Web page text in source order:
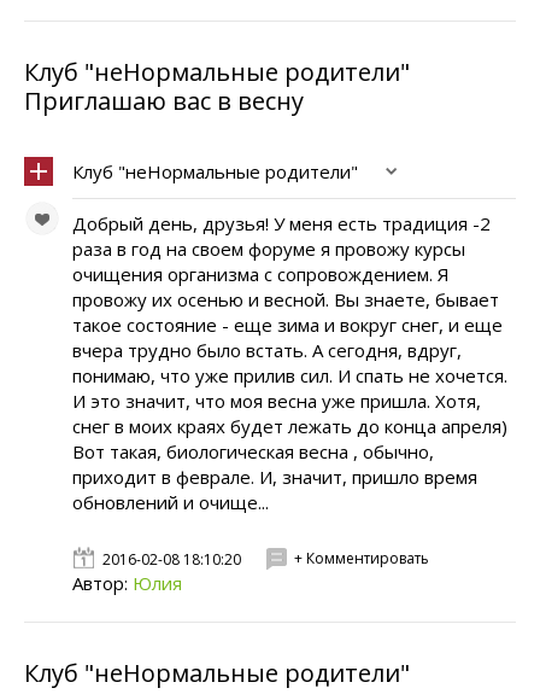
Клуб "неНормальные родители"
Приглашаю вас в весну
Клуб "неНормальные родители"
Добрый день, друзья! У меня есть традиция -2
раза в год на своем форуме я провожу курсы
очищения организма с сопровождением. Я
провожу их осенью и весной. Вы знаете, бывает
такое состояние - еще зима и вокруг снег, и еще
вчера трудно было встать. А сегодня, вдруг,
понимаю, что уже прилив сил. И спать не хочется.
И это значит, что моя весна уже пришла. Хотя,
снег в моих краях будет лежать до конца апреля)
Вот такая, биологическая весна , обычно,
приходит в феврале. И, значит, пришло время
обновлений и очище...
2016-02-08 18:10:20 + Комментировать
Автор: Юлия
Клуб "неНормальные родители"